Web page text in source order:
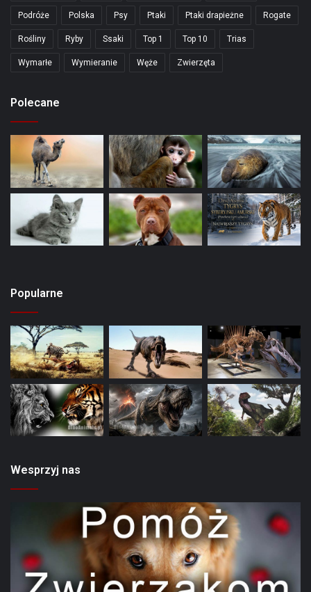
Podróże Polska Psy Ptaki Ptaki drapieżne Rogate
Rośliny Ryby Ssaki Top 1 Top 10 Trias
Wymarłe Wymieranie Węże Zwierzęta
Polecane
Popularne
Wesprzyj nas